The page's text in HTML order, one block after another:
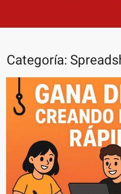
Categoría: